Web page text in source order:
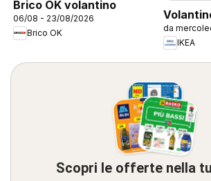
Brico OK volantino
06/08 - 23/08/2026
Brico OK
da
IKEA
Scopri le offerte nella